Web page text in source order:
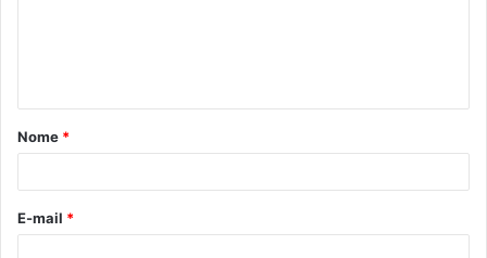
á
r
*
Nome *
E-mail *